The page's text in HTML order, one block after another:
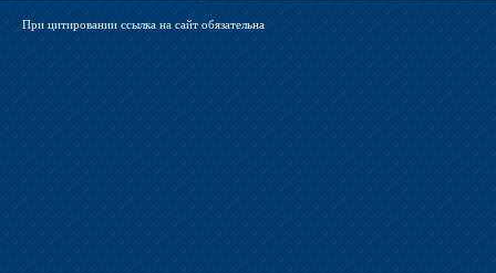
При цитировании ссылка на сайт обязательна